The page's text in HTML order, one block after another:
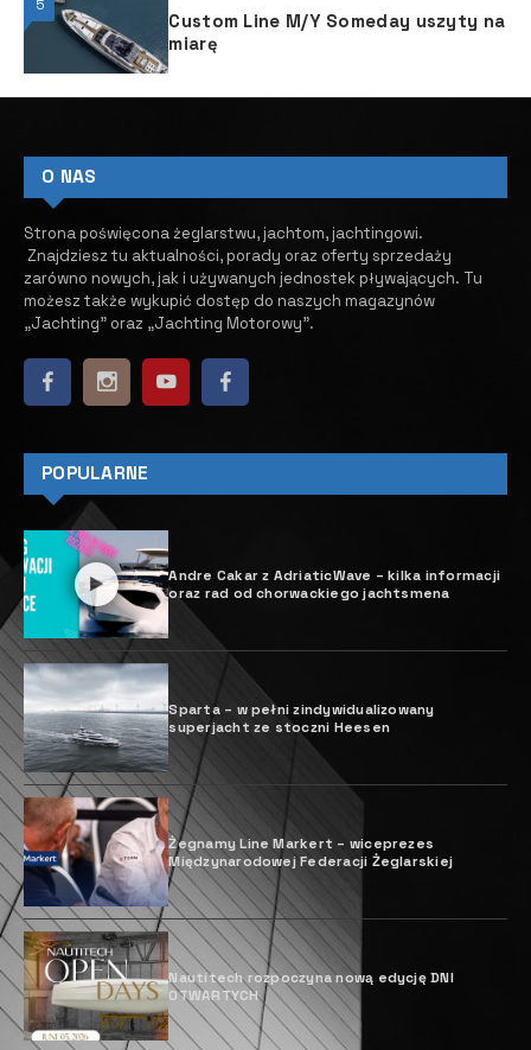
5
Custom Line M/Y Someday uszyty na
miarę
O NAS
Strona poświęcona żeglarstwu, jachtom, jachtingowi.
Znajdziesz tu aktualności, porady oraz oferty sprzedaży
zarówno nowych, jak i używanych jednostek pływających. ​ Tu
możesz także wykupić dostęp do naszych magazynów
„Jachting” oraz „Jachting Motorowy”.
POPULARNE
Andre Cakar z AdriaticWave – kilka informacji
oraz rad od chorwackiego jachtsmena
Sparta – w pełni zindywidualizowany
superjacht ze stoczni Heesen
Żegnamy Line Markert – wiceprezes
Międzynarodowej Federacji Żeglarskiej
Nautitech rozpoczyna nową edycję DNI
OTWARTYCH